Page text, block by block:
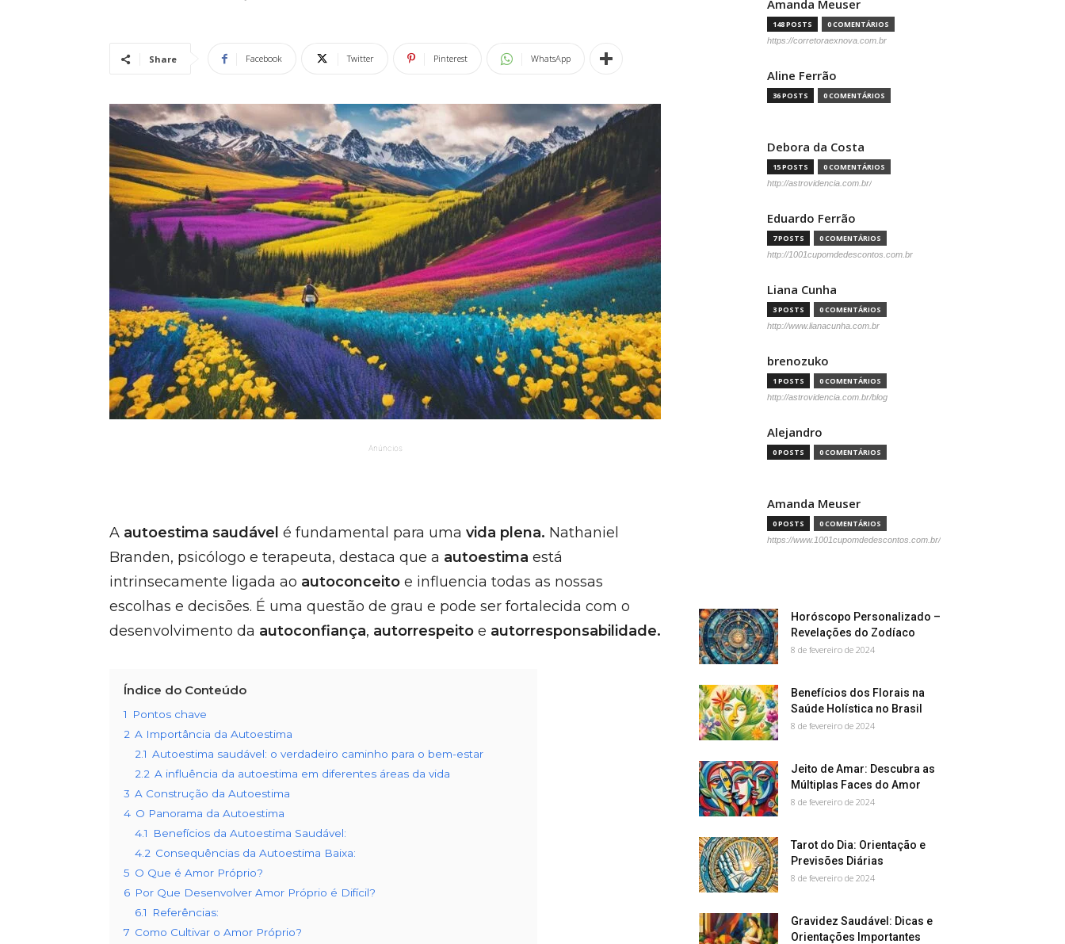
Share Facebook Twitter Pinterest WhatsApp
Anúncios
A autoestima saudável é fundamental para uma vida plena. Nathaniel
Branden, psicólogo e terapeuta, destaca que a autoestima está
intrinsecamente ligada ao autoconceito e influencia todas as nossas
escolhas e decisões. É uma questão de grau e pode ser fortalecida com o
desenvolvimento da autoconfiança, autorrespeito e autorresponsabilidade.
Índice do Conteúdo
1
Pontos chave
2 A Importância da Autoestima
2.1 Autoestima saudável: o verdadeiro caminho para o bem-estar
2.2 A influência da autoestima em diferentes áreas da vida
3 A Construção da Autoestima
4 O Panorama da Autoestima
4.1
Benefícios da Autoestima Saudável:
4.2 Consequências da Autoestima Baixa:
5 O Que é Amor Próprio?
6 Por Que Desenvolver Amor Próprio é Difícil?
6.1
Referências:
7 Como Cultivar o Amor Próprio?
Amanda Meuser
148 POSTS 0 COMENTÁRIOS
https://corretoraexnova.com.br
Aline Ferrão
36 POSTS 0 COMENTÁRIOS
Debora da Costa
15 POSTS 0 COMENTÁRIOS
http://astrovidencia.com.br/
Eduardo Ferrão
7 POSTS 0 COMENTÁRIOS
http://1001cupomdedescontos.com.br
Liana Cunha
3 POSTS 0 COMENTÁRIOS
http://www.lianacunha.com.br
brenozuko
1 POSTS 0 COMENTÁRIOS
http://astrovidencia.com.br/blog
Alejandro
0 POSTS 0 COMENTÁRIOS
Amanda Meuser
0 POSTS 0 COMENTÁRIOS
https://www.1001cupomdedescontos.com.br/
Horóscopo Personalizado –
Revelações do Zodíaco
8 de fevereiro de 2024
Benefícios dos Florais na
Saúde Holística no Brasil
8 de fevereiro de 2024
Jeito de Amar: Descubra as
Múltiplas Faces do Amor
8 de fevereiro de 2024
Tarot do Dia: Orientação e
Previsões Diárias
8 de fevereiro de 2024
Gravidez Saudável: Dicas e
Orientações Importantes